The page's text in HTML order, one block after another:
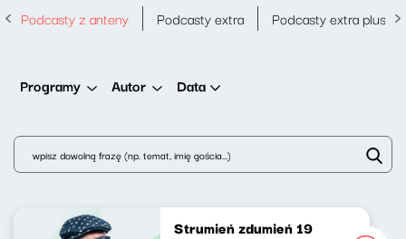
Podcasty z anteny Podcasty extra Podcasty extra plus
Programy Autor Data
Strumień zdumień 19